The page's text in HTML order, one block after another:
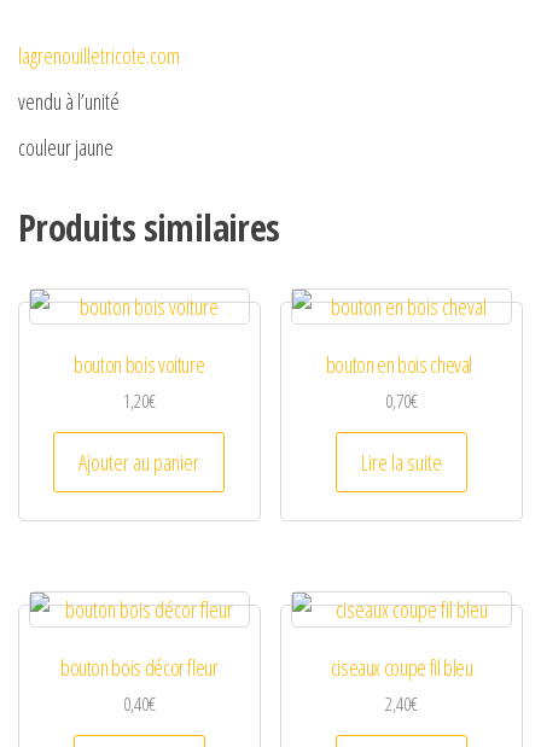
i
d
lagrenouilletricote.com
vendu à l’unité
couleur jaune
Produits similaires
bouton bois voiture
1,20€
Ajouter au panier
bouton en bois cheval
0,70€
Lire la suite
bouton bois décor fleur
0,40€
ciseaux coupe fil bleu
2,40€